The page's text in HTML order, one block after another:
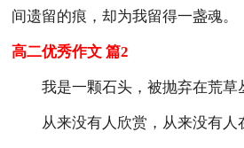
间遗留的痕，却为我留得一盏魂。
高二优秀作文 篇2
我是一颗石头，被抛弃在荒草
从来没有人欣赏，从来没有人